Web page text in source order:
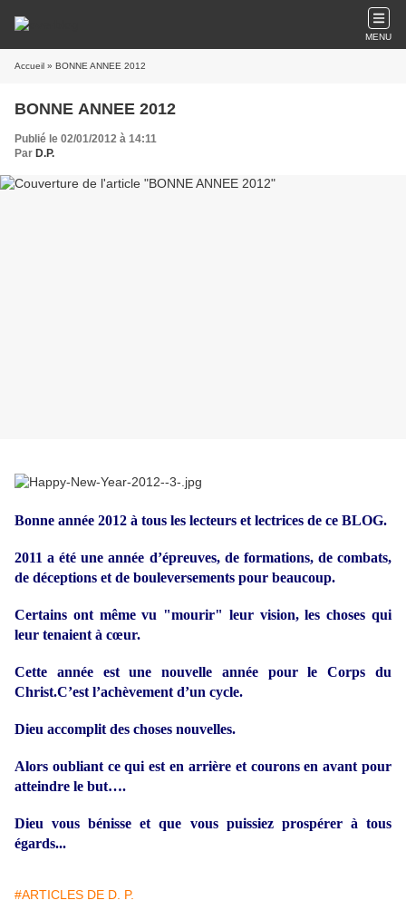
MENU
Accueil » BONNE ANNEE 2012
BONNE ANNEE 2012
Publié le 02/01/2012 à 14:11
Par D.P.
Bonne année 2012 à tous les lecteurs et lectrices de ce BLOG.
2011 a été une année d’épreuves, de formations, de combats,
de déceptions et de bouleversements pour beaucoup.
Certains ont même vu "mourir" leur vision, les choses qui
leur tenaient à cœur.
Cette année est une nouvelle année pour le Corps du
Christ.C’est l’achèvement d’un cycle.
Dieu accomplit des choses nouvelles.
Alors oubliant ce qui est en arrière et courons en avant pour
atteindre le but….
Dieu vous bénisse et que vous puissiez prospérer à tous
égards...
#ARTICLES DE D. P.